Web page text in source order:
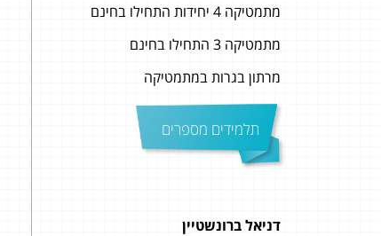
מתמטיקה 4 יחידות התחילו בחינם
מתמטיקה 3 התחילו בחינם
מרתון בגרות במתמטיקה
תלמידים מספרים
דניאל ברונשטיין